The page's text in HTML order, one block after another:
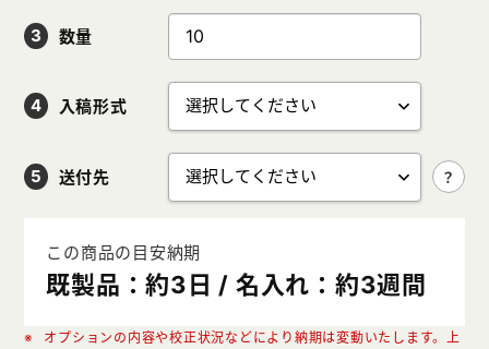
数量
入稿形式
送付先
この商品の目安納期
既製品：約3日 / 名入れ：約3週間
オプションの内容や校正状況などにより納期は変動いたします。上